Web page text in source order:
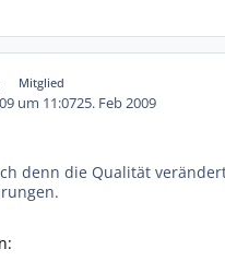
Mitglied
um 11:0725. Feb 2009
denn die Qualität